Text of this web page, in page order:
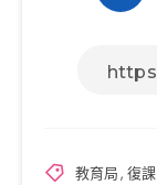
教育局,復課